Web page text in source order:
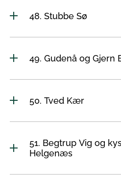
48. Stubbe Sø
49. Gudenå og Gjern
50. Tved Kær
51. Begtrup Vig og
Helgenæs